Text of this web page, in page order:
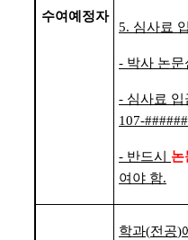
수여예정자
5. 심사료
- 박사 논문
- 심사료 입
107-######
- 반드시 논
여야 함.
학과(전공)